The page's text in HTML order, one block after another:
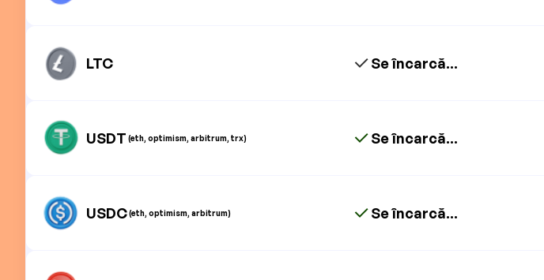
LTC Se încarcă...
USDT (eth, optimism, arbitrum, trx) Se încarcă...
USDC(eth, optimism, arbitrum) Se încarcă...